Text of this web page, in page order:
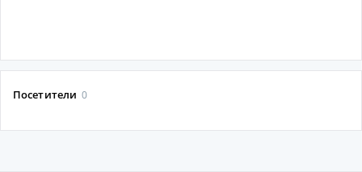
Посетители 0